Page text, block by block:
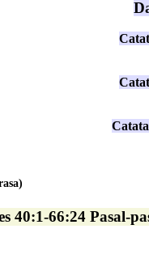
40:1-66:24 Pasal-